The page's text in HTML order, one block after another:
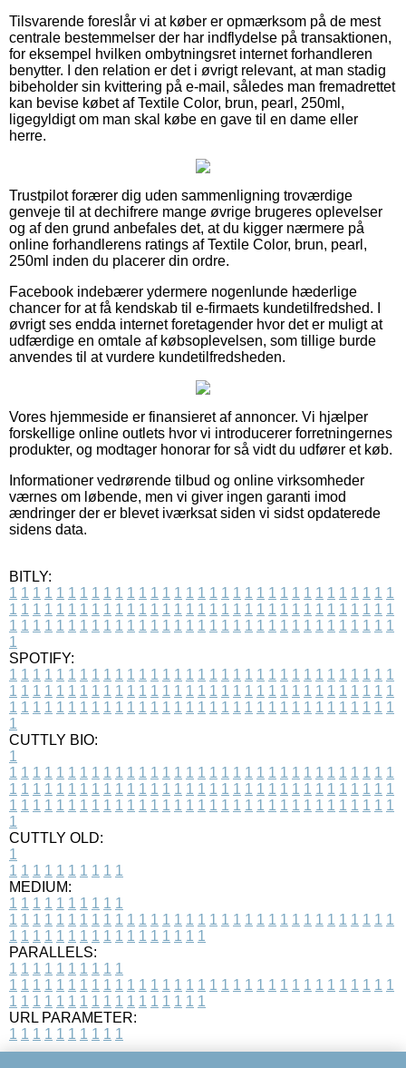
Tilsvarende foreslår vi at køber er opmærksom på de mest
centrale bestemmelser der har indflydelse på transaktionen,
for eksempel hvilken ombytningsret internet forhandleren
benytter. I den relation er det i øvrigt relevant, at man stadig
bibeholder sin kvittering på e-mail, således man fremadrettet
kan bevise købet af Textile Color, brun, pearl, 250ml,
ligegyldigt om man skal købe en gave til en dame eller
herre.
Trustpilot forærer dig uden sammenligning troværdige
genveje til at dechifrere mange øvrige brugeres oplevelser
og af den grund anbefales det, at du kigger nærmere på
online forhandlerens ratings af Textile Color, brun, pearl,
250ml inden du placerer din ordre.
Facebook indebærer ydermere nogenlunde hæderlige
chancer for at få kendskab til e-firmaets kundetilfredshed. I
øvrigt ses endda internet foretagender hvor det er muligt at
udfærdige en omtale af købsoplevelsen, som tillige burde
anvendes til at vurdere kundetilfredsheden.
Vores hjemmeside er finansieret af annoncer. Vi hjælper
forskellige online outlets hvor vi introducerer forretningernes
produkter, og modtager honorar for så vidt du udfører et køb.
Informationer vedrørende tilbud og online virksomheder
værnes om løbende, men vi giver ingen garanti imod
ændringer der er blevet iværksat siden vi sidst opdaterede
sidens data.
BITLY:
1 1 1 1 1 1 1 1 1 1 1 1 1 1 1 1 1 1 1 1 1 1 1 1 1 1 1 1 1 1 1 1 1
1 1 1 1 1 1 1 1 1 1 1 1 1 1 1 1 1 1 1 1 1 1 1 1 1 1 1 1 1 1 1 1 1
1 1 1 1 1 1 1 1 1 1 1 1 1 1 1 1 1 1 1 1 1 1 1 1 1 1 1 1 1 1 1 1 1
1
SPOTIFY:
1 1 1 1 1 1 1 1 1 1 1 1 1 1 1 1 1 1 1 1 1 1 1 1 1 1 1 1 1 1 1 1 1
1 1 1 1 1 1 1 1 1 1 1 1 1 1 1 1 1 1 1 1 1 1 1 1 1 1 1 1 1 1 1 1 1
1 1 1 1 1 1 1 1 1 1 1 1 1 1 1 1 1 1 1 1 1 1 1 1 1 1 1 1 1 1 1 1 1
1
CUTTLY BIO:
1
1 1 1 1 1 1 1 1 1 1 1 1 1 1 1 1 1 1 1 1 1 1 1 1 1 1 1 1 1 1 1 1 1
1 1 1 1 1 1 1 1 1 1 1 1 1 1 1 1 1 1 1 1 1 1 1 1 1 1 1 1 1 1 1 1 1
1 1 1 1 1 1 1 1 1 1 1 1 1 1 1 1 1 1 1 1 1 1 1 1 1 1 1 1 1 1 1 1 1
1
CUTTLY OLD:
1
1 1 1 1 1 1 1 1 1 1
MEDIUM:
1 1 1 1 1 1 1 1 1 1
1 1 1 1 1 1 1 1 1 1 1 1 1 1 1 1 1 1 1 1 1 1 1 1 1 1 1 1 1 1 1 1 1
1 1 1 1 1 1 1 1 1 1 1 1 1 1 1 1 1
PARALLELS:
1 1 1 1 1 1 1 1 1 1
1 1 1 1 1 1 1 1 1 1 1 1 1 1 1 1 1 1 1 1 1 1 1 1 1 1 1 1 1 1 1 1 1
1 1 1 1 1 1 1 1 1 1 1 1 1 1 1 1 1
URL PARAMETER:
1 1 1 1 1 1 1 1 1 1